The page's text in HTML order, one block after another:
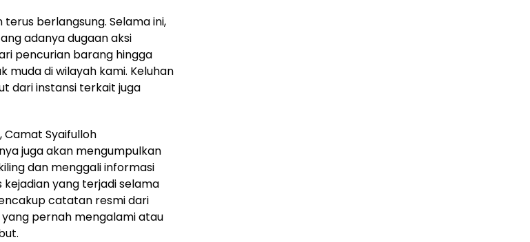
berlangsung. Selama ini,
adanya dugaan aksi
pencurian barang hingga
di wilayah kami. Keluhan
dari instansi terkait juga
Camat Syaifulloh
juga akan mengumpulkan
dan menggali informasi
yang terjadi selama
catatan resmi dari
pernah mengalami atau